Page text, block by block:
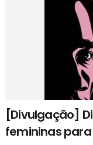
[Divulgação]
femininas